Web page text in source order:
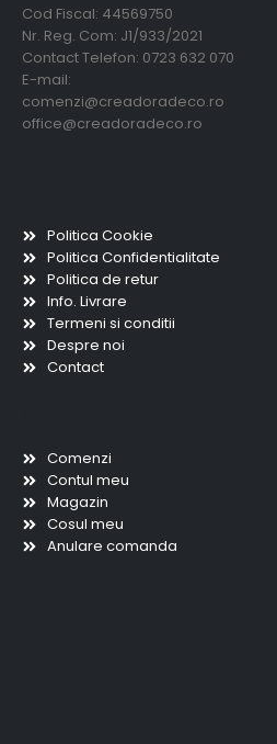
Cod Fiscal: 44569750
Nr. Reg. Com: J1/933/2021
Contact Telefon: 0723 632 070
E-mail:
comenzi@creadoradeco.ro
office@creadoradeco.ro
Politica Cookie
Politica Confidentialitate
Politica de retur
Info. Livrare
Termeni si conditii
Despre noi
Contact
Comenzi
Contul meu
Magazin
Cosul meu
Anulare comanda